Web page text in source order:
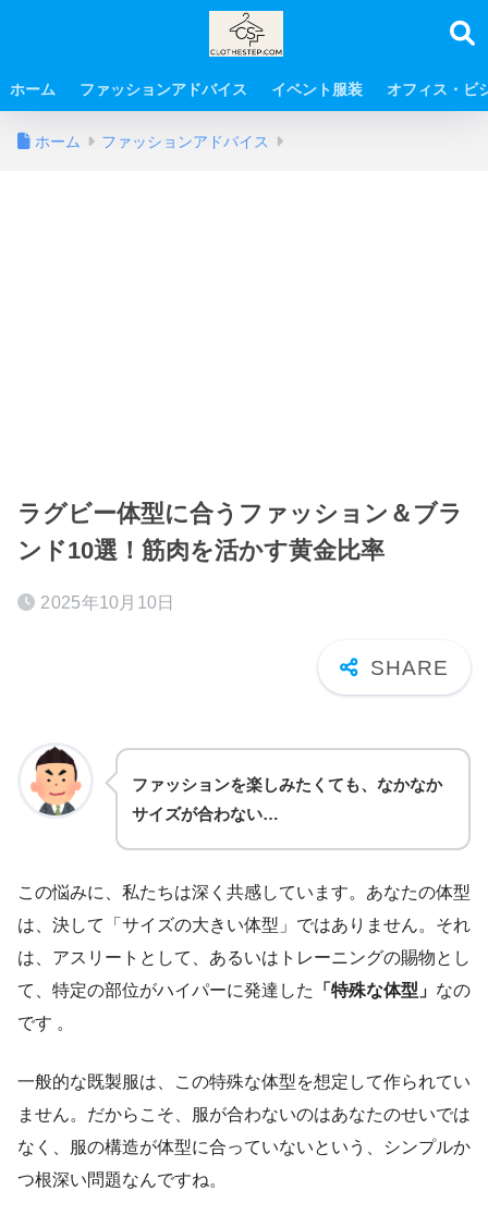
ホーム ファッションアドバイス イベント服装 オフィス・ビ
ホーム ファッションアドバイス
ラグビー体型に合うファッション＆ブラ
ンド10選！筋肉を活かす黄金比率
2025年10月10日
ファッションを楽しみたくても、なかなか
サイズが合わない…
この悩みに、私たちは深く共感しています。あなたの体型
は、決して「サイズの大きい体型」ではありません。それ
は、アスリートとして、あるいはトレーニングの賜物とし
て、特定の部位がハイパーに発達した
「特殊な体型」 なの
です 。
一般的な既製服は、この特殊な体型を想定して作られてい
ません。だからこそ、服が合わないのはあなたのせいでは
なく、服の構造が体型に合っていないという、シンプルか
つ根深い問題なんですね。